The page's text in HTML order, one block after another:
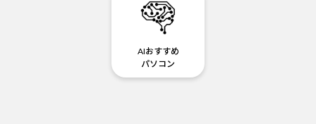
AIおすすめ
パソコン